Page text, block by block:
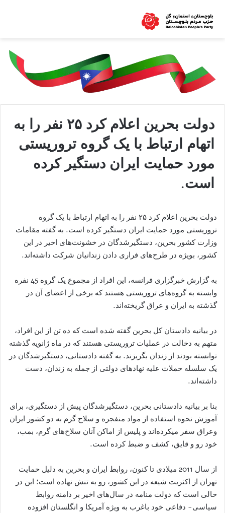
دولت بحرین اعلام کرد ٢۵ نفر را به
اتهام ارتباط با یک گروه تروریستی
مورد حمایت ایران دستگیر کرده
است.
دولت بحرین اعلام کرد ٢۵ نفر را به اتهام ارتباط با یک گروه
تروریستی مورد حمایت ایران دستگیر کرده است. به گفته مقامات
وزارت کشور بحرین، دستگیرشدگان در خشونت‌های اخیر در این
کشور، بویژه در طرح‌های فراری‌ دادن زندانیان شرکت داشته‌اند.
به گزارش خبرگزاری فرانسه، این افراد از مجموع یک گروه 45 نفره
وابسته به گرو‌ه‌های تروریستی هستند که برخی از اعضای آن در
گذشته به ایران و عراق گریخته‌اند.
در بیانیه دادستان کل بحرین گفته شده است که ده تن از این افراد،
متهم به دخالت در عملیات تروریستی هستند که در ماه ژانویه گذشته
توانسته بودند از زندان بگریزند. به گفته دادستانی، دستگیرشدگان در
یک سلسله حملات علیه نهادهای دولتی از جمله به زندان، دست
داشته‌اند.
بنا بر بیانیه دادستانی بحرین، دستگیرشدگان پیش از دستگیری، برای
آموزش نحوه استفاده از مواد منفجره و سلاح گرم به دو کشور ایران
وعراق سفر میکرده‌اند و پلیس از اماکن آنان سلاح‌های گرم، بمب،
خود رو و قایق، کشف و ضبط کرده است.
از سال 2011 میلادی تا کنون، روابط ایران و بحرین به دلیل حمایت
تهران از اکثریت شیعه در این کشور، رو به تنش نهاده است؛ این در
حالی است که دولت منامه در سال‌های اخیر بر دامنه روابط
سیاسی- دفاعی خود باغرب به ویژه آمریکا و انگلستان افزوده